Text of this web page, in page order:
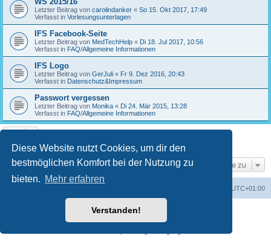
Diese Website nutzt Cookies, um dir den
bestmöglichen Komfort bei der Nutzung zu
bieten. Mehr erfahren
Verstanden!
Letzter Beitrag von carolindanker « So 15. Okt 2017, 17:49
Verfasst in Vorlesungsunterlagen
IFS Facebook-Seite
Letzter Beitrag von MedTechHelp « Di 18. Jul 2017, 10:56
Verfasst in FAQ/Allgemeine Informationen
IFS Logo
Letzter Beitrag von GerJuli « Fr 9. Dez 2016, 20:43
Verfasst in Datenschutz&Impressum
Passwort vergessen
Letzter Beitrag von Monika « Di 24. Mär 2015, 13:28
Verfasst in FAQ/Allgemeine Informationen
Die Suche ergab 17 Treffer • Seite 1 von
Gehe zu
UTC+01:00
Powered byphpBB® Forum Software © phpBB Limited
phpBB.de